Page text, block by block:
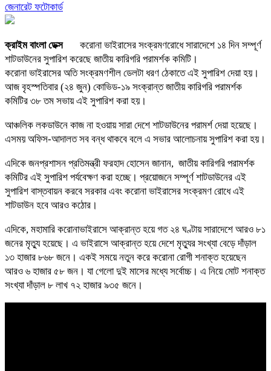
জেনারেট ফটোকার্ড
ক্রাইম বাংলা ডেক্সকরোনা ভাইরাসের সংক্রমণরোধে সারাদেশে ১৪ দিন সম্পূর্ণ
শাটডাউনের সুপারিশ করেছে জাতীয় কারিগরি পরামর্শক কমিটি।
করোনা ভাইরাসের অতি সংক্রমণশীল ডেলটা ধরণ ঠেকাতে এই সুপারিশ দেয়া হয়।
আজ বৃহস্পতিবার (২৪ জুন) কোভিড-১৯ সংক্রান্ত জাতীয় কারিগরি পরামর্শক
কমিটির ৩৮ তম সভায় এই সুপারিশ করা হয়।
আঞ্চলিক লকডাউনে কাজ না হওয়ায় সারা দেশে শাটডাউনের পরামর্শ দেয়া হয়েছে।
এসময় অফিস-আদালত সব বন্ধ থাকবে বলে এ সভার আলোচনায় সুপারিশ করা হয়।
এদিকে জনপ্রশাসন প্রতিমন্ত্রী ফরহাদ হোসেন জানান, জাতীয় কারিগরি পরামর্শক
কমিটির এই সুপারিশ পর্যবেক্ষণ করা হচ্ছে। প্রয়োজনে সম্পূর্ণ শাটডাউনের এই
সুপারিশ বাস্তবায়ন করবে সরকার এবং করোনা ভাইরাসের সংক্রমণ রোধে এই
শাটডাউন হবে আরও কঠোর।
এদিকে, মহামারি করোনাভাইরাসে আক্রান্ত হয়ে গত ২৪ ঘণ্টায় সারাদেশে আরও ৮১
জনের মৃত্যু হয়েছে। এ ভাইরাসে আক্রান্ত হয়ে দেশে মৃত্যুর সংখ্যা বেড়ে দাঁড়াল
১৩ হাজার ৮৬৮ জনে। একই সময়ে নতুন করে করোনা রোগী শনাক্ত হয়েছেন
আরও ৬ হাজার ৫৮ জন। যা গেলো দুই মাসের মধ্যে সর্বোচ্চ। এ নিয়ে মোট শনাক্ত
সংখ্যা দাঁড়াল ৮ লাখ ৭২ হাজার ৯৩৫ জনে।